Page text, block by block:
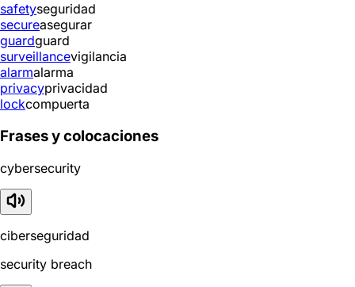
safetyseguridad
secureasegurar
guardguard
surveillancevigilancia
alarmalarma
privacyprivacidad
lockcompuerta
Frases y colocaciones
cybersecurity
ciberseguridad
security breach